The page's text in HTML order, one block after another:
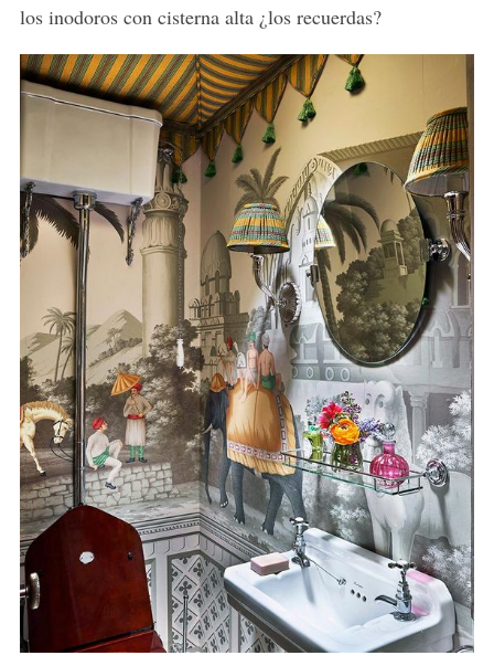
los inodoros con cisterna alta ¿los recuerdas?